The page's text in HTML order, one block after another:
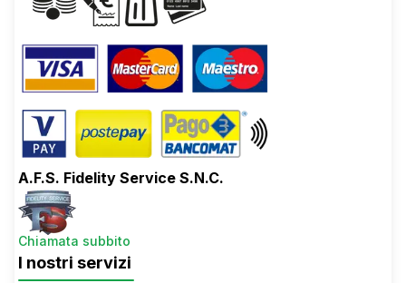
A.F.S. Fidelity Service S.N.C.
Chiamata subbito
I nostri servizi